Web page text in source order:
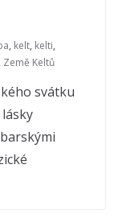
, kelt, kelti,
Země Keltů
svátku